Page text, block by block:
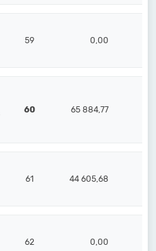
59 0,00
60 65 884,77
61 44 605,68
62 0,00